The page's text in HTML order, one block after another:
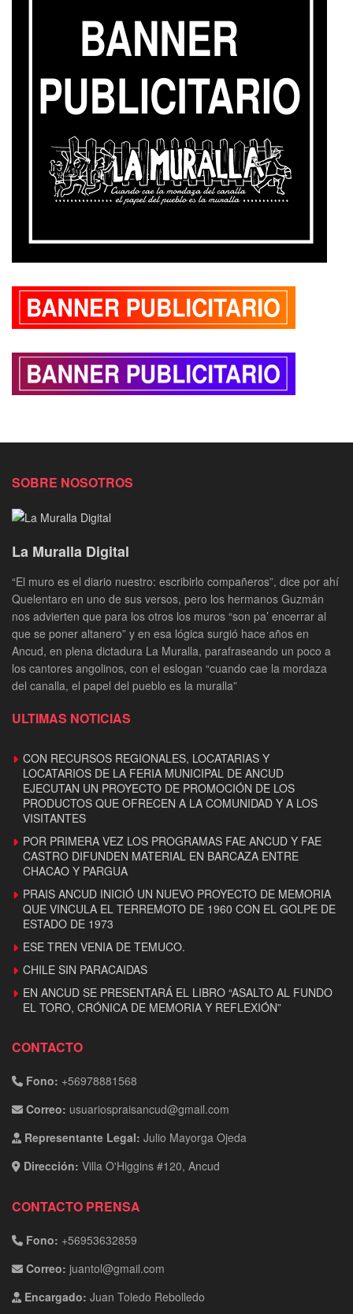
SOBRE NOSOTROS
La Muralla Digital
“El muro es el diario nuestro: escribirlo compañeros”, dice por ahí
Quelentaro en uno de sus versos, pero los hermanos Guzmán
nos advierten que para los otros los muros “son pa’ encerrar al
que se poner altanero” y en esa lógica surgió hace años en
Ancud, en plena dictadura La Muralla, parafraseando un poco a
los cantores angolinos, con el eslogan “cuando cae la mordaza
del canalla, el papel del pueblo es la muralla”
ULTIMAS NOTICIAS
CON RECURSOS REGIONALES, LOCATARIAS Y
LOCATARIOS DE LA FERIA MUNICIPAL DE ANCUD
EJECUTAN UN PROYECTO DE PROMOCIÓN DE LOS
PRODUCTOS QUE OFRECEN A LA COMUNIDAD Y A LOS
VISITANTES
POR PRIMERA VEZ LOS PROGRAMAS FAE ANCUD Y FAE
CASTRO DIFUNDEN MATERIAL EN BARCAZA ENTRE
CHACAO Y PARGUA
PRAIS ANCUD INICIÓ UN NUEVO PROYECTO DE MEMORIA
QUE VINCULA EL TERREMOTO DE 1960 CON EL GOLPE DE
ESTADO DE 1973
ESE TREN VENIA DE TEMUCO.
CHILE SIN PARACAIDAS
EN ANCUD SE PRESENTARÁ EL LIBRO “ASALTO AL FUNDO
EL TORO, CRÓNICA DE MEMORIA Y REFLEXIÓN”
CONTACTO
Fono: +56978881568
Correo: usuariospraisancud@gmail.com
Representante Legal: Julio Mayorga Ojeda
Dirección: Villa O'Higgins #120, Ancud
CONTACTO PRENSA
Fono: +56953632859
Correo: juantol@gmail.com
Encargado: Juan Toledo Rebolledo